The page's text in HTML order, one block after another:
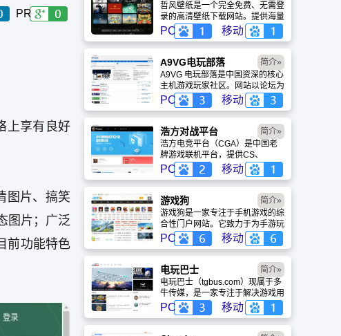
PR
上享有良好
图片、搞笑
图片；广泛
前功能特色
哲风壁纸是一个完全免费、无需登
录的高清壁纸下载网站。提供海量
4K、8K超清电脑与手机壁纸，涵
盖动漫、风景、赛博朋克等多元风
格。支持动态壁纸与头像制作，国
内访问极速，是美化桌面的首选平
台。
PC 移动
A9VG电玩部落
A9VG 电玩部落是中国资深的核心
主机游戏玩家社区。网站以论坛为
核心，提供全面的主机游戏资讯、
攻略和资料库，覆盖
PlayStation、Xbox、Switch 等全
平台。凭借其深厚的历史积淀和活
跃的用户群体，A9VG 成为硬核玩
家交流心得、分享攻略的首选平台
之一。
PC 移动
简介»
浩方对战平台
浩方电竞平台（CGA）是中国老
牌游戏联机平台，提供CS、
War3、星际争霸等经典游戏的稳
定联机服务。重温DOTA1的激情
岁月，找回当年的战友。同时提供
最新CGA电竞赛事资讯及热门页
游入口，致敬中国电竞的黄金时
代。
PC 移动
简介»
游戏狗
游戏狗是一家专注于手机游戏的综
合性门户网站。它致力于为手游玩
家提供最新、最全的游戏资讯、攻
略、评测及视频等内容，是国内较
早一批专注于移动游戏领域的垂直
媒体。
PC 移动
简介»
电玩巴士
电玩巴士（tgbus.com）现属于多
牛传媒，是一家专注于解决游戏用
户需求的综合性游戏门户网站，电
玩巴士是一个全面的综合性游戏门
户，专注于为全球玩家提供主机、
PC 移动
简介»